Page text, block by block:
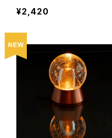
人、家族、推しの幸せを願う
グラス】
¥2,420